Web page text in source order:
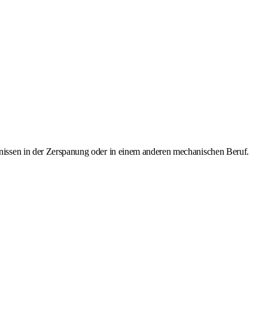
in der Zerspanung oder in einem anderen mechanischen Beruf.